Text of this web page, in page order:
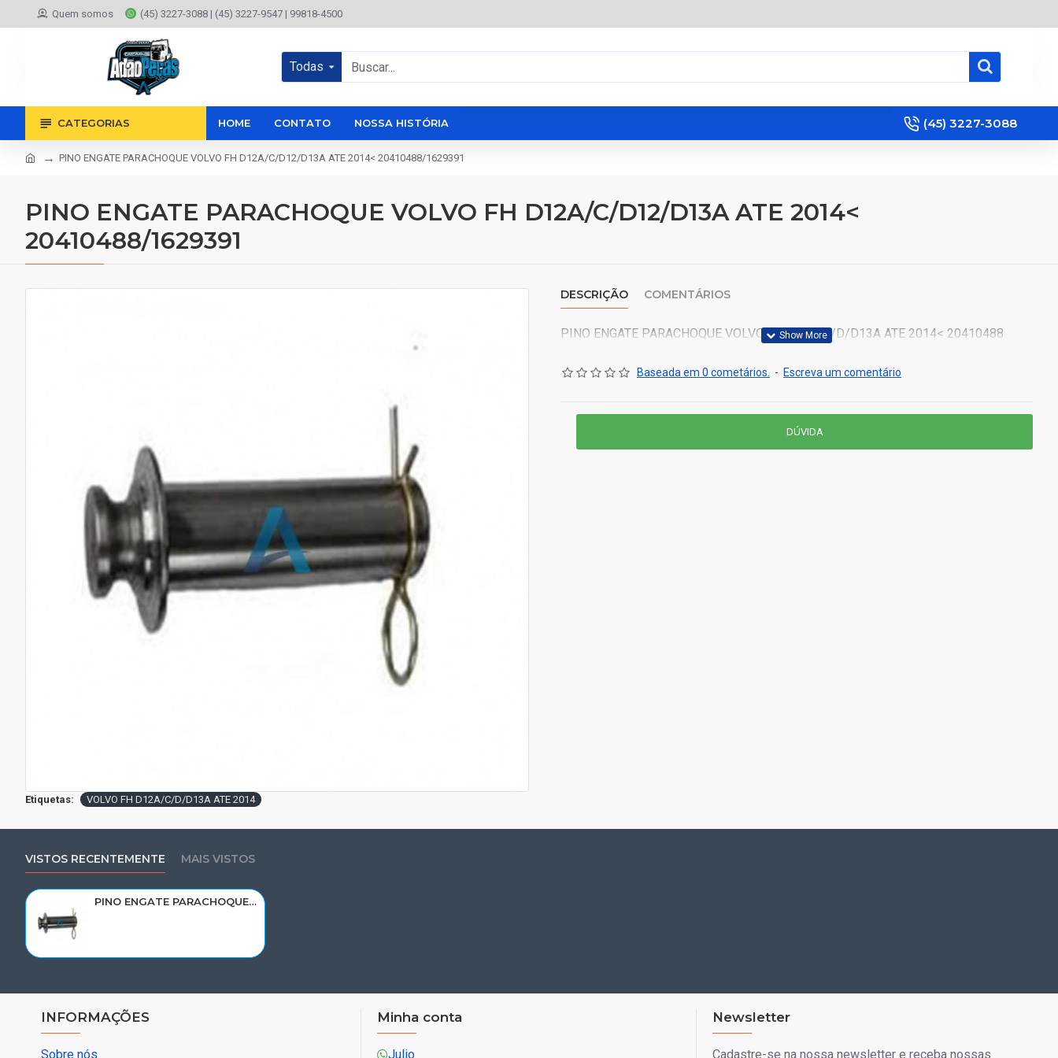
Quem somos (45) 3227-3088 | (45) 3227-9547 | 99818-4500
Todas
CATEGORIAS HOME CONTATO NOSSA HISTÓRIA (45) 3227-3088
PINO ENGATE PARACHOQUE VOLVO FH D12A/C/D12/D13A ATE 2014< 20410488/1629391
PINO ENGATE PARACHOQUE VOLVO FH D12A/C/D12/D13A ATE 2014<
20410488/1629391
DESCRIÇÃO COMENTÁRIOS
PINO ENGATE PARACHOQUE VOLVO FH D12A/C/D/D13A ATE 2014< 20410488
Baseada em 0 cometários. - Escreva um comentário
DÚVIDA
Etiquetas: VOLVO FH D12A/C/D/D13A ATE 2014
VISTOS RECENTEMENTE MAIS VISTOS
PINO ENGATE PARACHOQUE VOLVO FH D12A/C/D12/D13A ATE 2014< 20410488/1629391
INFORMAÇÕES
Sobre nós
Minha conta
Julio
Newsletter
Cadastre-se na nossa newsletter e receba nossas